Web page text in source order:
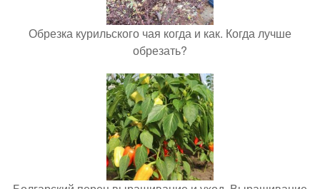
Обрезка курильского чая когда и как. Когда лучше
обрезать?